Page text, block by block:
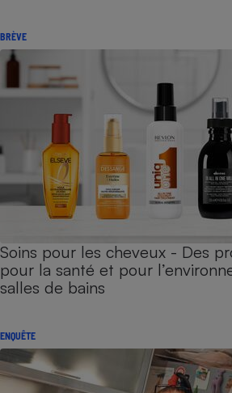
BRÈVE
Soins pour les cheveux - Des
pour la santé et pour
salles de bains
ENQUÊTE